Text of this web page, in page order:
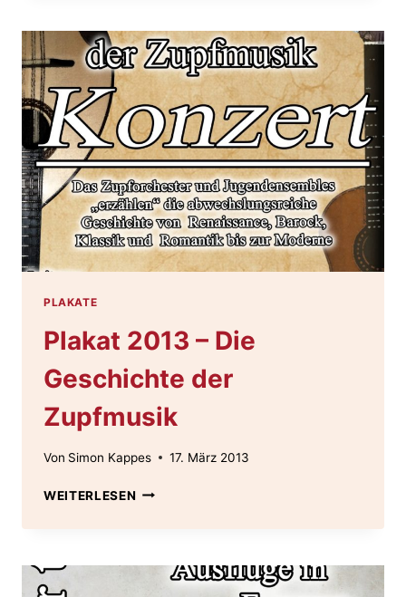
LOS
PLAKATE
Plakat 2013 – Die
Geschichte der
Zupfmusik
Von Simon Kappes 17. März 2013
WEITERLESENPLAKAT
GESCHICHTE